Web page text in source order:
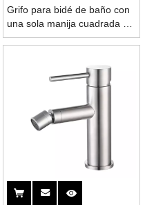
Grifo para bidé de baño con
una sola manija cuadrada de
acero inoxidable 304